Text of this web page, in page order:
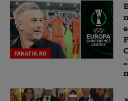
FANATIK.RO